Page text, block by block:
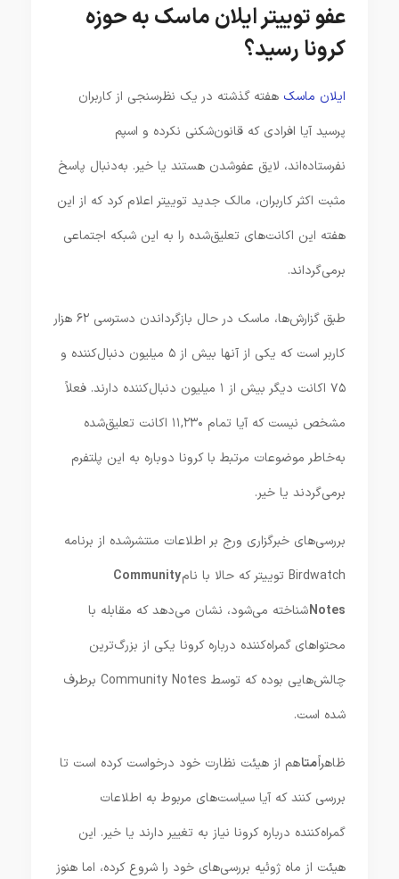
عفو توییتر ایلان ماسک به حوزه
کرونا رسید؟
ایلان ماسک هفته گذشته در یک نظرسنجی از کاربران
پرسید آیا افرادی که قانون‌شکنی نکرده و اسپم
نفرستاده‌اند، لایق عفوشدن هستند یا خیر. به‌دنبال پاسخ
مثبت اکثر کاربران، مالک جدید توییتر اعلام کرد که از این
هفته این اکانت‌های تعلیق‌شده را به این شبکه اجتماعی
برمی‌گرداند.
طبق گزارش‌ها، ماسک در حال بازگرداندن دسترسی ۶۲ هزار
کاربر است که یکی از آنها بیش از ۵ میلیون دنبال‌کننده و
۷۵ اکانت دیگر بیش از ۱ میلیون دنبال‌کننده دارند. فعلاً
مشخص نیست که آیا تمام ۱۱,۲۳۰ اکانت تعلیق‌شده
به‌خاطر موضوعات مرتبط با کرونا دوباره به این پلتفرم
برمی‌گردند یا خیر.
بررسی‌های خبرگزاری ورج بر اطلاعات منتشر‌شده از برنامه
Birdwatch توییتر که حالا با نام
Community
Notesشناخته می‌شود، نشان می‌دهد که مقابله با
محتواهای گمراه‌کننده درباره کرونا یکی از بزرگ‌ترین
چالش‌هایی بوده که توسط Community Notes برطرف
شده است.
ظاهراًمتاهم از هیئت نظارت خود درخواست کرده است تا
بررسی کنند که آیا سیاست‌های مربوط به اطلاعات
گمراه‌کننده درباره کرونا نیاز به تغییر دارند یا خیر. این
هیئت از ماه ژوئیه بررسی‌های خود را شروع کرده، اما هنوز